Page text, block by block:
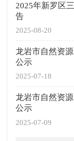
2025-08-20
2025年新罗区
告
2025-07-18
龙岩市自然资
公示
2025-07-09
龙岩市自然资
公示